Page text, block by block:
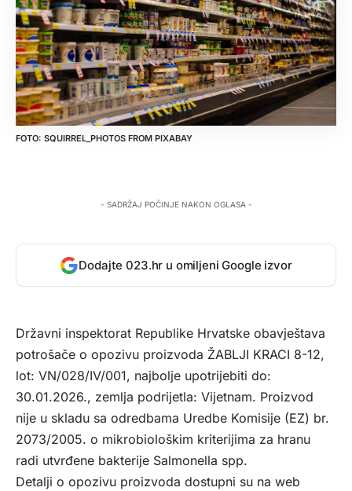
SQUIRREL_PHOTOS FROM PIXABAY
- SADRŽAJ POČINJE NAKON OGLASA -
Dodajte 023.hr u omiljeni Google izvor
Državni inspektorat Republike Hrvatske obavještava
potrošače o opozivu proizvoda ŽABLJI KRACI 8-12,
lot: VN/028/IV/001, najbolje upotrijebiti do:
30.01.2026., zemlja podrijetla: Vijetnam. Proizvod
nije u skladu sa odredbama Uredbe Komisije (EZ) br.
2073/2005. o mikrobiološkim kriterijima za hranu
radi utvrđene bakterije Salmonella spp.
Detalji o opozivu proizvoda dostupni su na web